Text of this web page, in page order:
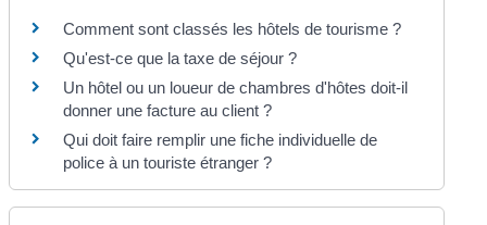
Comment sont classés les hôtels de tourisme ?
Qu'est-ce que la taxe de séjour ?
Un hôtel ou un loueur de chambres d'hôtes doit-il
donner une facture au client ?
Qui doit faire remplir une fiche individuelle de
police à un touriste étranger ?